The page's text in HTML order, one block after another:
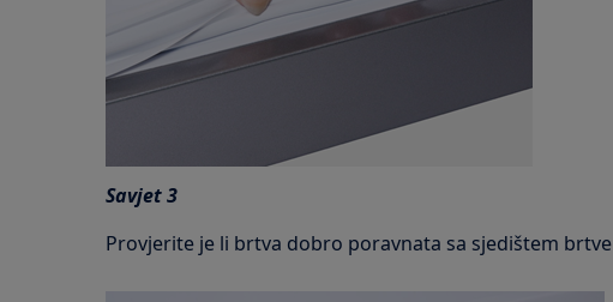
Savjet 3
Provjerite je li brtva dobro poravnata sa sjedištem brtve